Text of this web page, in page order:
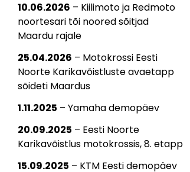
10.06.2026 – Kiilimoto ja Redmoto
noortesari tõi noored sõitjad
Maardu rajale
25.04.2026 – Motokrossi Eesti
Noorte Karikavõistluste avaetapp
sõideti Maardus
1.11.2025 – Yamaha demopäev
20.09.2025 – Eesti Noorte
Karikavõistlus motokrossis, 8. etapp
15.09.2025 – KTM Eesti demopäev